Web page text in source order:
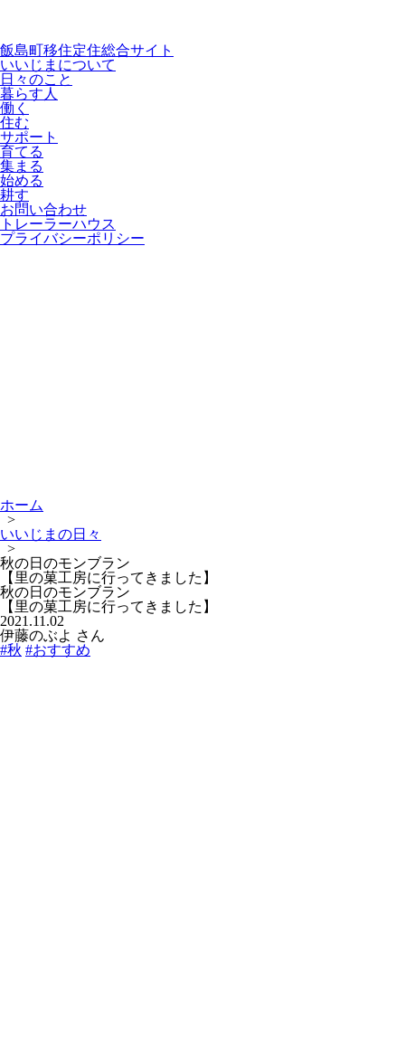
飯島町移住定住総合サイト
いいじまについて
日々のこと
暮らす人
働く
住む
サポート
育てる
集まる
始める
耕す
お問い合わせ
トレーラーハウス
プライバシーポリシー
ホーム
>
いいじまの日々
>
秋の日のモンブラン
【里の菓工房に行ってきました】
秋の日のモンブラン
【里の菓工房に行ってきました】
2021.11.02
伊藤のぶよ さん
#秋 #おすすめ